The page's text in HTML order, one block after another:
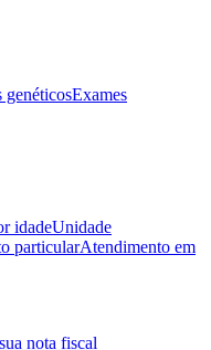
genéticosExames
idadeUnidade
particularAtendimento em
nota fiscal